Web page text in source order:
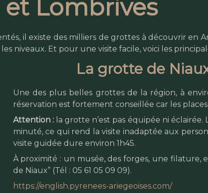
Lombrives
il existe des milliers de grottes à découvrir en
niveaux. Et pour une visite facile, voici les
La grotte de
Une des plus belles grottes de la région, à
réservation est fortement conseillée car les places
Attention :la grotte n’est pas équipée ni
minuté, ce qui rend la visite inadaptée aux
visite guidée dure environ 1h45.
À proximité : un musée, des forges, une
de Niaux” (Tél : 05 61 05 09 09).
https://english.pyrenees-ariegeoises.com/